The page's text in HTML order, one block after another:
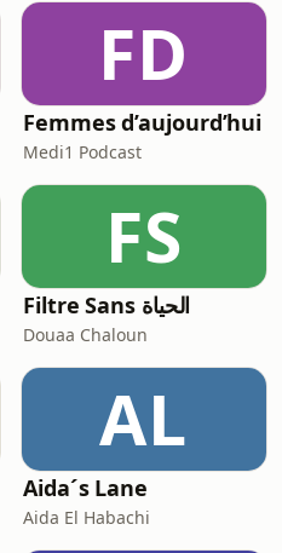
FD
Femmes d’aujourd’hui
Medi1 Podcast
FS
Filtre Sans الحياة
Douaa Chaloun
AL
Aida´s Lane
Aida El Habachi